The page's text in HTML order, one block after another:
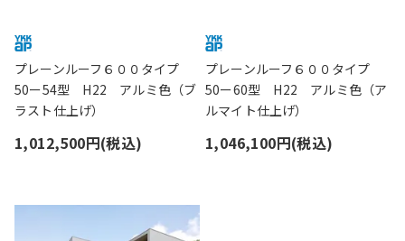
プレーンルーフ６００タイプ
50ー54型 H22 アルミ色（ブ
ラスト仕上げ）
1,012,500円(税込)
プレーンルーフ６００タイプ
50ー60型 H22 アルミ色（ア
ルマイト仕上げ）
1,046,100円(税込)